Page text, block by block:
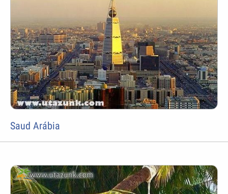
Saud Arábia